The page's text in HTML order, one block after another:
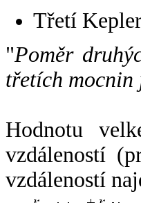
Třetí
"Poměr
třetích
Hodnotu
vzdáleností
vzdáleností